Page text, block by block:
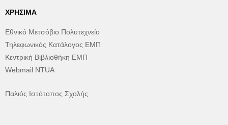
ΧΡΉΣΙΜΑ
Εθνικό Μετσόβιο Πολυτεχνείο
Τηλεφωνικός Κατάλογος ΕΜΠ
Κεντρική Βιβλιοθήκη ΕΜΠ
Webmail NTUA
Παλιός Ιστότοπος Σχολής